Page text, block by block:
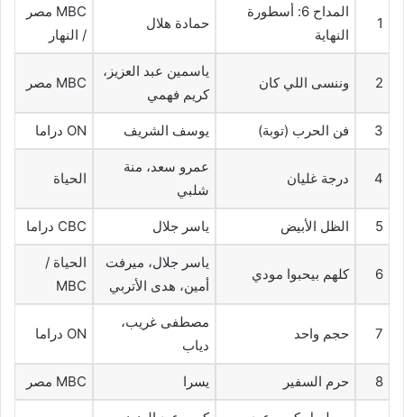
1
المداح 6: أسطورة
النهاية
حمادة هلال
MBC مصر
/ النهار
2 وننسى اللي كان
ياسمين عبد العزيز،
كريم فهمي
MBC مصر
3 فن الحرب (توبة) يوسف الشريف ON دراما
4 درجة غليان
عمرو سعد، منة
شلبي
الحياة
5 الظل الأبيض ياسر جلال CBC دراما
6 كلهم بيحبوا مودي
ياسر جلال، ميرفت
أمين، هدى الأتربي
الحياة /
MBC
7 حجم واحد
مصطفى غريب،
دياب
ON دراما
8 حرم السفير يسرا MBC مصر